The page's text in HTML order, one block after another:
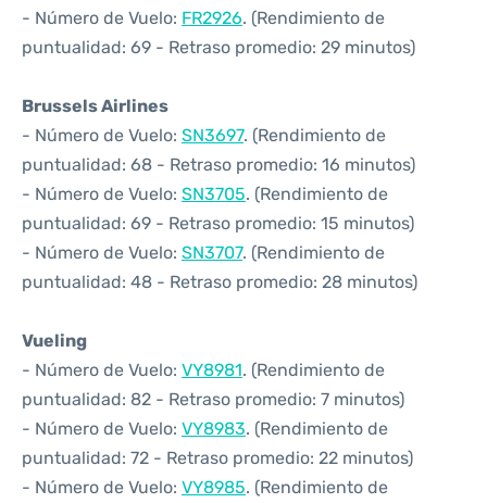
- Número de Vuelo: FR2926. (Rendimiento de
puntualidad: 69 - Retraso promedio: 29 minutos)
Brussels Airlines
- Número de Vuelo: SN3697. (Rendimiento de
puntualidad: 68 - Retraso promedio: 16 minutos)
- Número de Vuelo: SN3705. (Rendimiento de
puntualidad: 69 - Retraso promedio: 15 minutos)
- Número de Vuelo: SN3707. (Rendimiento de
puntualidad: 48 - Retraso promedio: 28 minutos)
Vueling
- Número de Vuelo: VY8981. (Rendimiento de
puntualidad: 82 - Retraso promedio: 7 minutos)
- Número de Vuelo: VY8983. (Rendimiento de
puntualidad: 72 - Retraso promedio: 22 minutos)
- Número de Vuelo: VY8985. (Rendimiento de